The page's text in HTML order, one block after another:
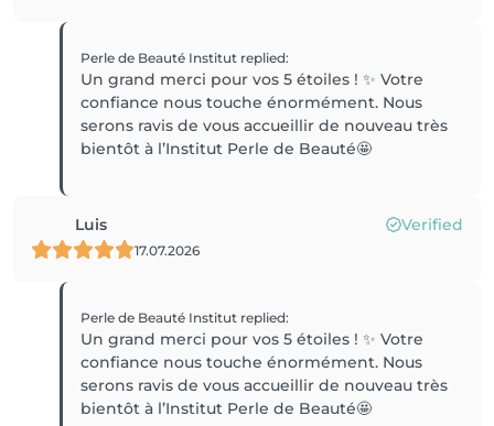
Perle de Beauté Institut replied:
Un grand merci pour vos 5 étoiles ! ✨ Votre
confiance nous touche énormément. Nous
serons ravis de vous accueillir de nouveau très
bientôt à l’Institut Perle de Beauté🤩
Luis Verified
17.07.2026
Perle de Beauté Institut replied:
Un grand merci pour vos 5 étoiles ! ✨ Votre
confiance nous touche énormément. Nous
serons ravis de vous accueillir de nouveau très
bientôt à l’Institut Perle de Beauté🤩